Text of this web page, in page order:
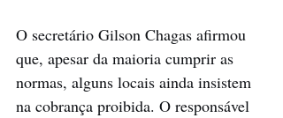
O secretário Gilson Chagas afirmou
que, apesar da maioria cumprir as
normas, alguns locais ainda insistem
na cobrança proibida. O responsável